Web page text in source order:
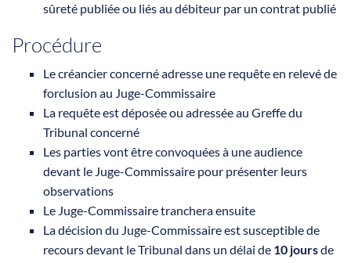
sûreté publiée ou liés au débiteur par un contrat publié
Procédure
Le créancier concerné adresse une requête en relevé de
forclusion au Juge-Commissaire
La requête est déposée ou adressée au Greffe du
Tribunal concerné
Les parties vont être convoquées à une audience
devant le Juge-Commissaire pour présenter leurs
observations
Le Juge-Commissaire tranchera ensuite
La décision du Juge-Commissaire est susceptible de
recours devant le Tribunal dans un délai de 10 joursde